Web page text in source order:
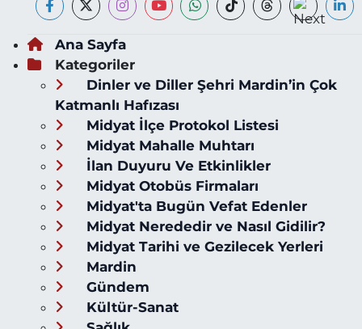
Ana Sayfa
Kategoriler
Dinler ve Diller Şehri Mardin’in Çok
Katmanlı Hafızası
Midyat İlçe Protokol Listesi
Midyat Mahalle Muhtarı
İlan Duyuru Ve Etkinlikler
Midyat Otobüs Firmaları
Midyat'ta Bugün Vefat Edenler
Midyat Nerededir ve Nasıl Gidilir?
Midyat Tarihi ve Gezilecek Yerleri
Mardin
Gündem
Kültür-Sanat